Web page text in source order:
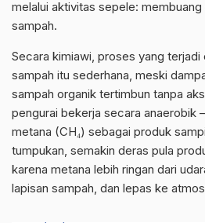
melalui aktivitas sepele:
sampah.
Secara kimiawi, proses yang terjadi
sampah itu sederhana, meski
sampah organik tertimbun tanpa
pengurai bekerja secara anaerobik
metana (CH₄) sebagai produk
tumpukan, semakin deras pula
karena metana lebih ringan dari
lapisan sampah, dan lepas ke